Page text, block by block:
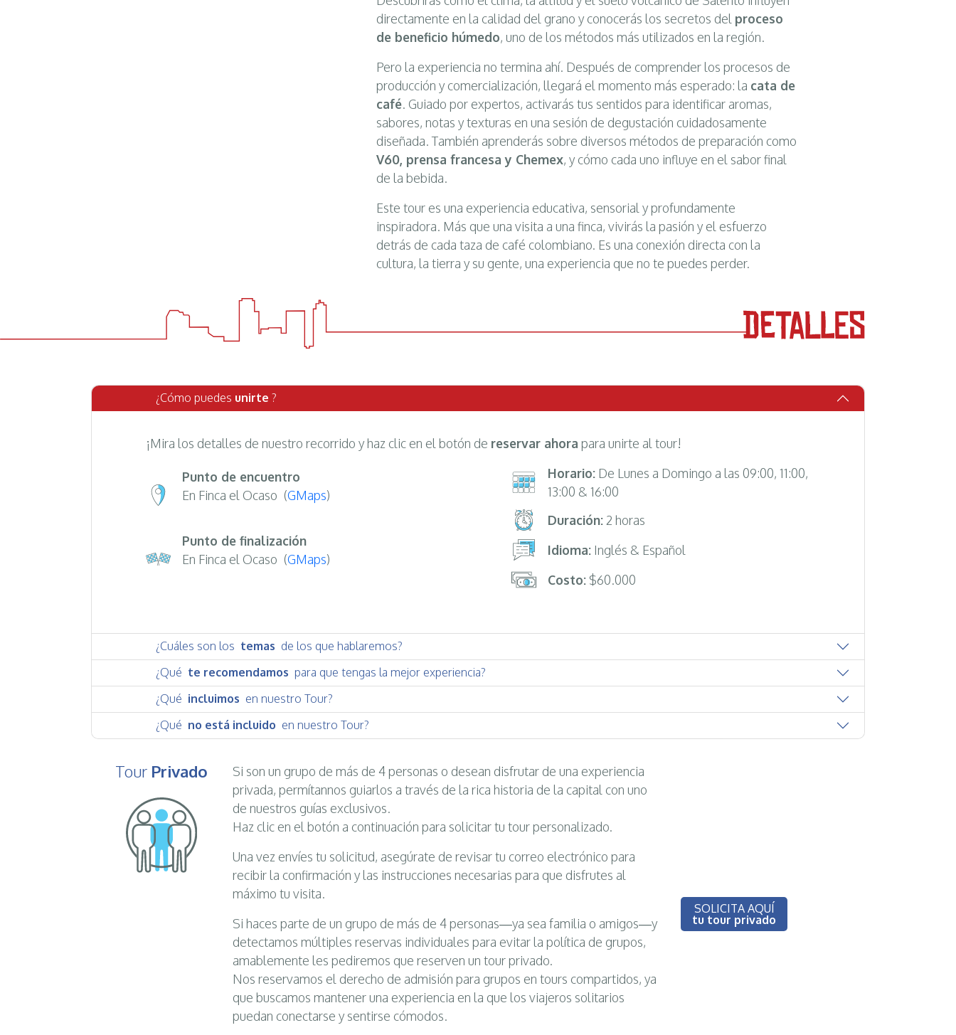
directamente en la calidad del grano y conocerás los secretos del proceso
de beneficio húmedo, uno de los métodos más utilizados en la región.
Pero la experiencia no termina ahí. Después de comprender los procesos de
producción y comercialización, llegará el momento más esperado: la cata de
café. Guiado por expertos, activarás tus sentidos para identificar aromas,
sabores, notas y texturas en una sesión de degustación cuidadosamente
diseñada. También aprenderás sobre diversos métodos de preparación como
V60, prensa francesa y Chemex, y cómo cada uno influye en el sabor final
de la bebida.
Este tour es una experiencia educativa, sensorial y profundamente
inspiradora. Más que una visita a una finca, vivirás la pasión y el esfuerzo
detrás de cada taza de café colombiano. Es una conexión directa con la
cultura, la tierra y su gente, una experiencia que no te puedes perder.
¿Cómo puedes unirte ?
¡Mira los detalles de nuestro recorrido y haz clic en el botón de reservar ahora para unirte al tour!
Punto de encuentro
En Finca el Ocaso (GMaps)
Punto de finalización
En Finca el Ocaso (GMaps)
Horario:De Lunes a Domingo a las 09:00, 11:00,
13:00 & 16:00
Duración:2 horas
Idioma:Inglés & Español
Costo:$60.000
¿Cuáles son los temas de los que hablaremos?
¿Qué te recomendamos para que tengas la mejor experiencia?
¿Qué incluimos en nuestro Tour?
¿Qué no está incluido en nuestro Tour?
Tour Privado
Si son un grupo de más de 4 personas o desean disfrutar de una experiencia
privada, permítannos guiarlos a través de la rica historia de la capital con uno
de nuestros guías exclusivos.
Haz clic en el botón a continuación para solicitar tu tour personalizado.
Una vez envíes tu solicitud, asegúrate de revisar tu correo electrónico para
recibir la confirmación y las instrucciones necesarias para que disfrutes al
máximo tu visita.
Si haces parte de un grupo de más de 4 personas—ya sea familia o amigos—y
detectamos múltiples reservas individuales para evitar la política de grupos,
amablemente les pediremos que reserven un tour privado.
Nos reservamos el derecho de admisión para grupos en tours compartidos, ya
que buscamos mantener una experiencia en la que los viajeros solitarios
puedan conectarse y sentirse cómodos.
SOLICITA AQUÍ
tu tour privado